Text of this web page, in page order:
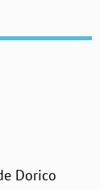
Dorico